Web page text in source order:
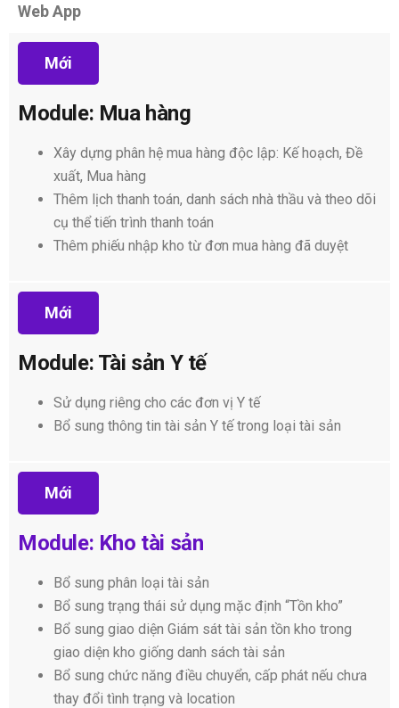
Web App
Mới
Module: Mua hàng
Xây dựng phân hệ mua hàng độc lập: Kế hoạch, Đề
xuất, Mua hàng
Thêm lịch thanh toán, danh sách nhà thầu và theo dõi
cụ thể tiến trình thanh toán
Thêm phiếu nhập kho từ đơn mua hàng đã duyệt
Mới
Module: Tài sản Y tế
Sử dụng riêng cho các đơn vị Y tế
Bổ sung thông tin tài sản Y tế trong loại tài sản
Mới
Module: Kho tài sản
Bổ sung phân loại tài sản
Bổ sung trạng thái sử dụng mặc định “Tồn kho”
Bổ sung giao diện Giám sát tài sản tồn kho trong
giao diện kho giống danh sách tài sản
Bổ sung chức năng điều chuyển, cấp phát nếu chưa
thay đổi tình trạng và location